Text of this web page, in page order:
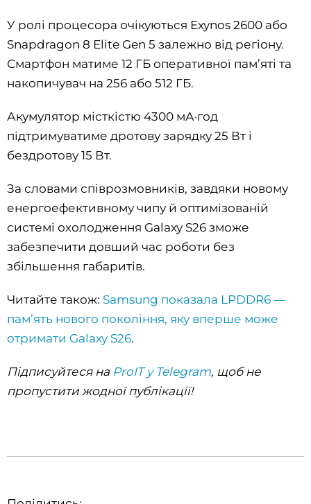
У ролі процесора очікуються Exynos 2600 або
Snapdragon 8 Elite Gen 5 залежно від регіону.
Смартфон матиме 12 ГБ оперативної пам’яті та
накопичувач на 256 або 512 ГБ.
Акумулятор місткістю 4300 мА·год
підтримуватиме дротову зарядку 25 Вт і
бездротову 15 Вт.
За словами співрозмовників, завдяки новому
енергоефективному чипу й оптимізованій
системі охолодження Galaxy S26 зможе
забезпечити довший час роботи без
збільшення габаритів.
Читайте також: Samsung показала LPDDR6 —
пам’ять нового покоління, яку вперше може
отримати Galaxy S26.
Підписуйтеся на ProIT у Telegram, щоб не
пропустити жодної публікації!